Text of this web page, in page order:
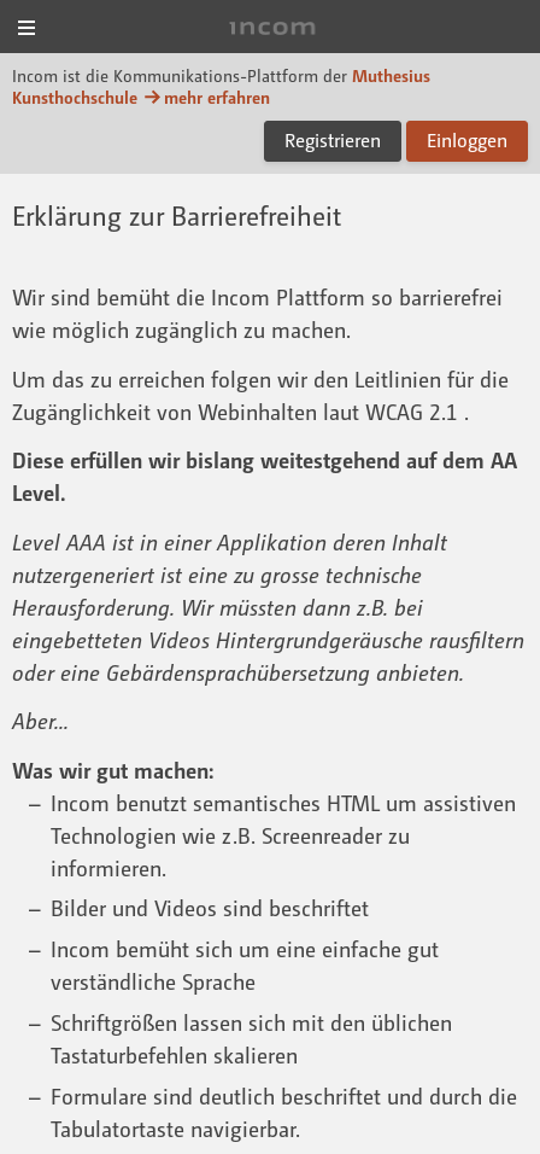
Incom ist die Kommunikations-Plattform der Muthesius
Kunsthochschule
mehr erfahren
Registrieren Einloggen
Erklärung zur Barrierefreiheit
Wir sind bemüht die Incom Plattform so barrierefrei
wie möglich zugänglich zu machen.
Um das zu erreichen folgen wir den Leitlinien für die
Zugänglichkeit von Webinhalten laut WCAG 2.1 .
Diese erfüllen wir bislang weitestgehend auf dem AA
Level.
Level AAA ist in einer Applikation deren Inhalt
nutzergeneriert ist eine zu grosse technische
Herausforderung. Wir müssten dann z.B. bei
eingebetteten Videos Hintergrundgeräusche rausfiltern
oder eine Gebärdensprachübersetzung anbieten.
Aber...
Was wir gut machen:
Incom benutzt semantisches HTML um assistiven
Technologien wie z.B. Screenreader zu
informieren.
Bilder und Videos sind beschriftet
Incom bemüht sich um eine einfache gut
verständliche Sprache
Schriftgrößen lassen sich mit den üblichen
Tastaturbefehlen skalieren
Formulare sind deutlich beschriftet und durch die
Tabulatortaste navigierbar.